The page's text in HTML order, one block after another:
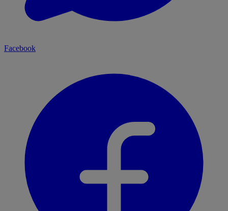
Facebook